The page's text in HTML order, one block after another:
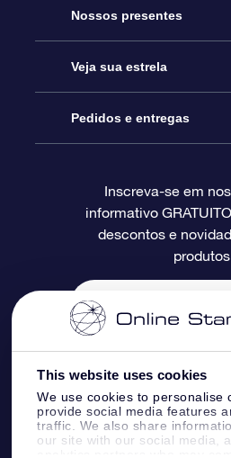
This website uses cookies
We use cookies to personalise
provide social media features
traffic. We also share
our site with our social media,
Serviço
Entre em contato conosco
Blog
Avaliações
Nossos presentes
Presente estrelar on-line
Pacote de presente da OSR
O cartão de presente da
Presentes corporativos
Veja sua estrela
Star Register
Página estelar personalizada
Um Milhão de Estrelas
OSR Starsaver
Aplicativo RV Fly me to the
Pedidos e entregas
Informações de pagamento
Informações de envio
Política de devolução
Constelações
Inscreva-se em
informativo
descontos e
produtos